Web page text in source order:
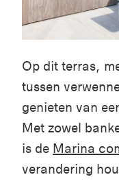
Op dit terras,
tussen
genieten van
Met zowel
is de Marina
verandering